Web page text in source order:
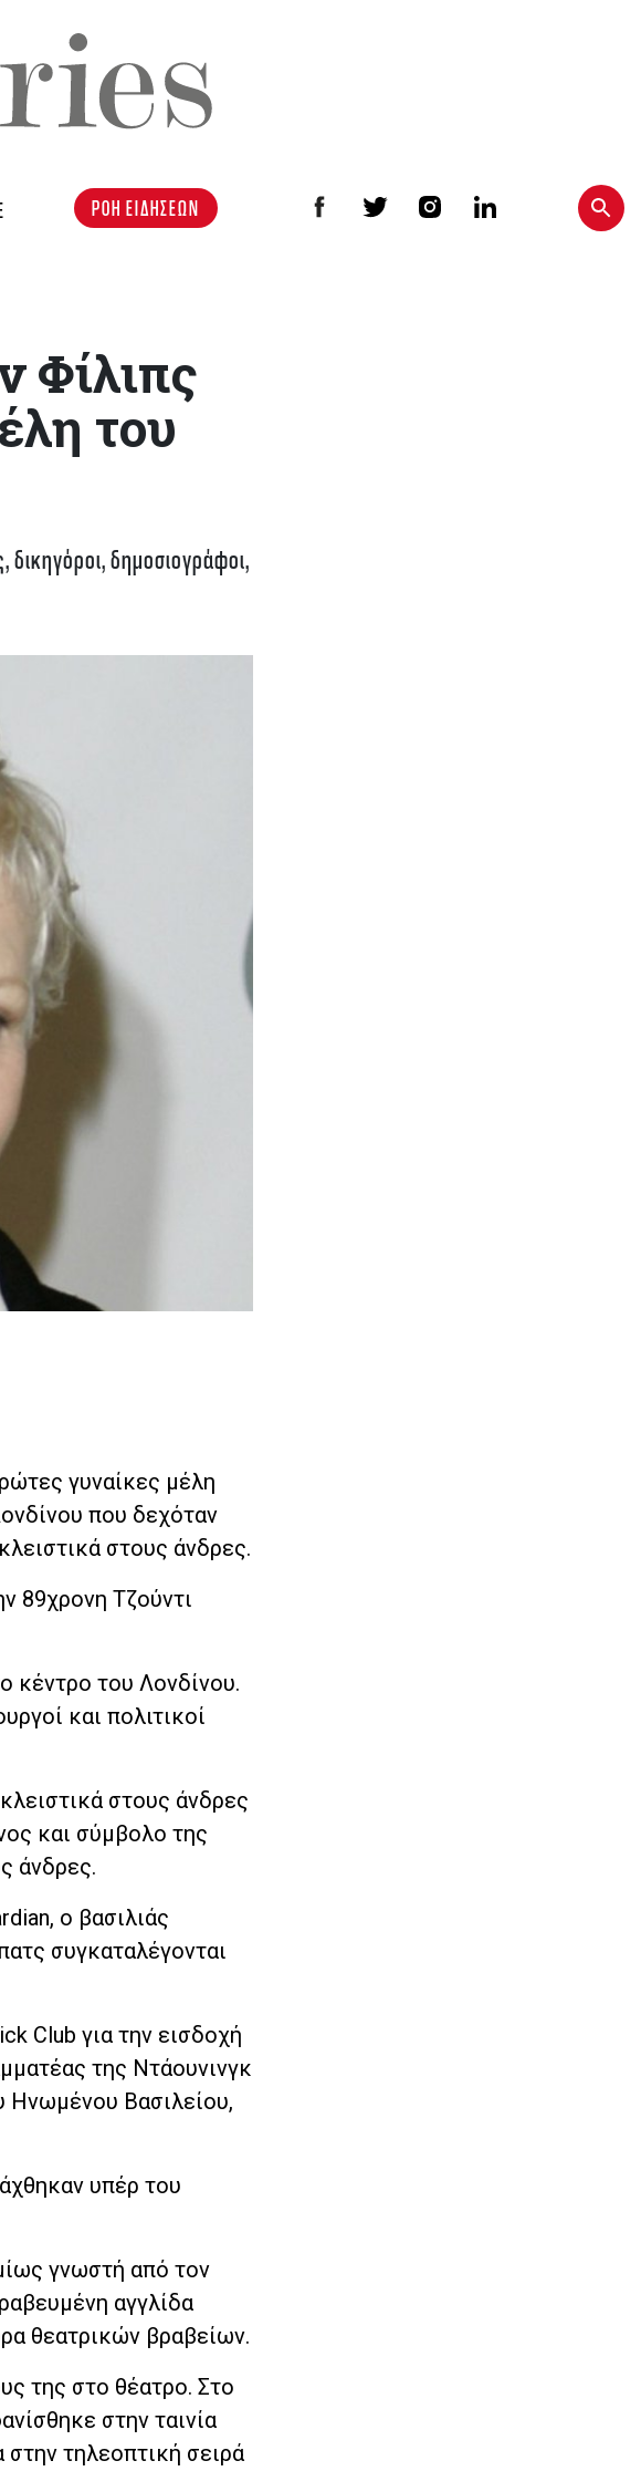
ΡΟΗ ΕΙΔΗΣΕΩΝ
Φίλιπς
του
δικηγόροι, δημοσιογράφοι,
γυναίκες μέλη
που δεχόταν
στους άνδρες.
89χρονη Τζούντι
κέντρο του Λονδίνου.
και πολιτικοί
στους άνδρες
και σύμβολο της
άνδρες.
ο βασιλιάς
συγκαταλέγονται
Club για την εισδοχή
της Ντάουνινγκ
Ηνωμένου Βασιλείου,
υπέρ του
γνωστή από τον
αγγλίδα
θεατρικών βραβείων.
της στο θέατρο. Στο
στην ταινία
τηλεοπτική σειρά